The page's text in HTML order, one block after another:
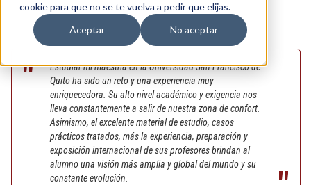
cookie para que no se te vuelva a pedir que elijas.
Aceptar
No aceptar
Estudiar mi maestría en la Universidad San Francisco de
Quito ha sido un reto y una experiencia muy
enriquecedora. Su alto nivel académico y exigencia nos
lleva constantemente a salir de nuestra zona de confort.
Asimismo, el excelente material de estudio, casos
prácticos tratados, más la experiencia, preparación y
exposición internacional de sus profesores brindan al
alumno una visión más amplia y global del mundo y su
constante evolución.